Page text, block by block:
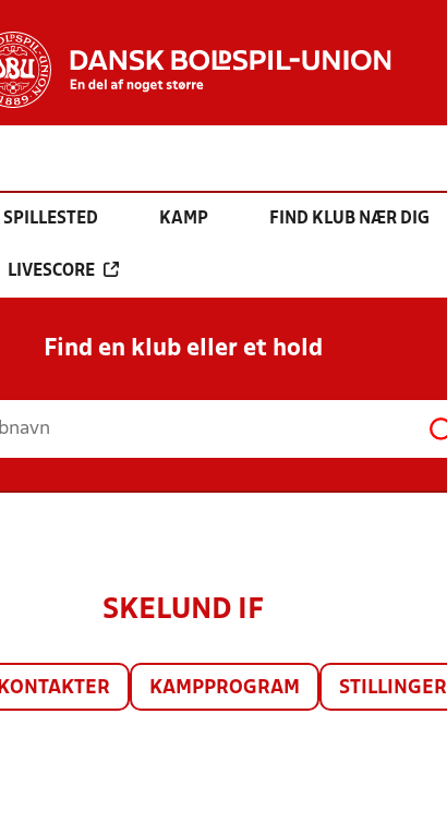
SPILLESTED KAMP FIND KLUB NÆR DIG
LIVESCORE
Find en klub eller et hold
SKELUND IF
KONTAKTER KAMPPROGRAM STILLINGER